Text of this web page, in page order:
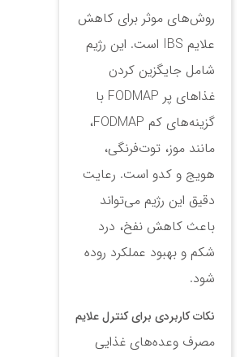
روش‌های موثر برای کاهش
علایم IBS است. این رژیم
شامل جایگزین کردن
غذاهای پر FODMAP با
گزینه‌های کم FODMAP،
مانند موز، توت‌فرنگی،
هویج و کدو است. رعایت
دقیق این رژیم می‌تواند
باعث کاهش نفخ، درد
شکم و بهبود عملکرد روده
شود.
نکات کاربردی برای کنترل علایم
مصرف وعده‌های غذایی